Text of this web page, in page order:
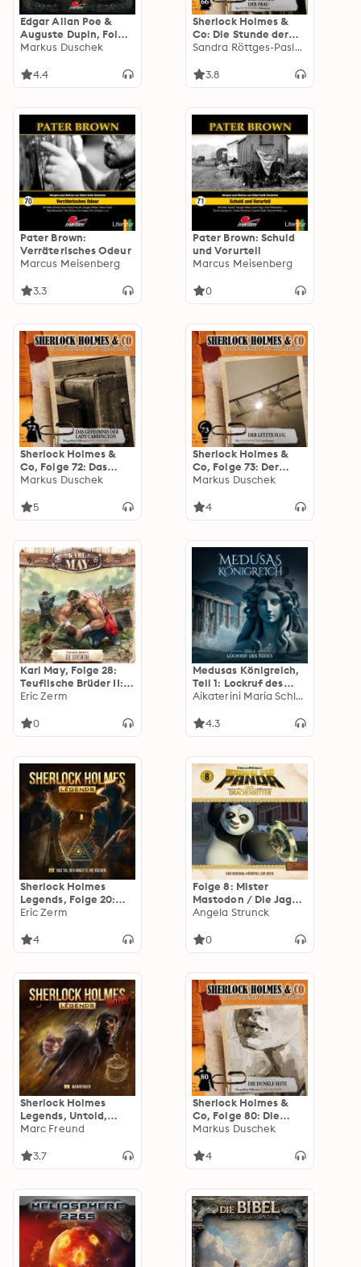
Edgar Allan Poe &
Auguste Dupin, Folge
16: Schlagzeilen
Markus Duschek
4.4
Sherlock Holmes &
Co: Die Stunde der
Frau
Sandra Röttges-Paslack
3.8
Pater Brown:
Verräterisches Odeur
Marcus Meisenberg
3.3
Pater Brown: Schuld
und Vorurteil
Marcus Meisenberg
0
Sherlock Holmes &
Co, Folge 72: Das
Geheimnis der Lady
Markus Duschek
5
Sherlock Holmes &
Co, Folge 73: Der
letzte Flug
Markus Duschek
4
Karl May, Folge 28:
Teuflische Brüder II:
Die Todesmine
Eric Zerm
0
Medusas Königreich,
Teil 1: Lockruf des
Todes
Aikaterini Maria Schlösser
4.3
Sherlock Holmes
Legends, Folge 20:
Das Tal der Angst II:
Eric Zerm
4
Folge 8: Mister
Mastodon / Die Jagd
nach dem Blitz (Das
Serie)
Angela Strunck
0
Sherlock Holmes
Legends, Untold,
Folge 1: Warnfinger
Marc Freund
3.7
Sherlock Holmes &
Co, Folge 80: Die
dunkle Seite
Markus Duschek
4